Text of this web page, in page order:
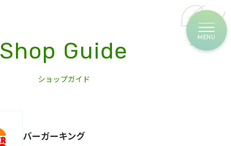
Shop Guide
ショップガイド
バーガーキング